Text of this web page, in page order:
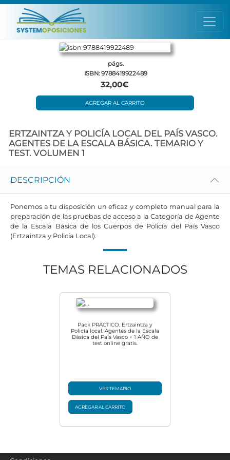
págs.
ISBN: 9788419922489
32,00€
AGREGAR AL CARRITO
ERTZAINTZA Y POLICÍA LOCAL DEL PAÍS VASCO.
AGENTES DE LA ESCALA BÁSICA. TEMARIO Y
TEST. VOLUMEN 1
DESCRIPCIÓN
Ponemos a tu disposición un eficaz y completo manual para la
preparación de las pruebas de acceso a la Categoría de Agente
de la Escala Básica de los Cuerpos de Policía del País Vasco
(Ertzaintza y Policía Local).
TEMAS RELACIONADOS
Pack PRÁCTICO. Ertzaintza y
Policía local. Agentes de la Escala
Básica del País Vasco + 1 AÑO de
test online gratis.
VER TEMARIO
AGREGAR AL CARRITO